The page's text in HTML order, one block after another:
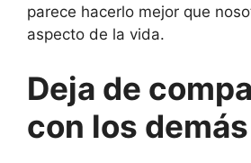
parece hacerlo mejor que
aspecto de la vida.
Deja de
con los demás